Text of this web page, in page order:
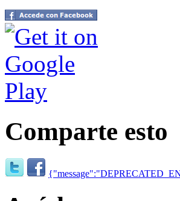
Comparte esto